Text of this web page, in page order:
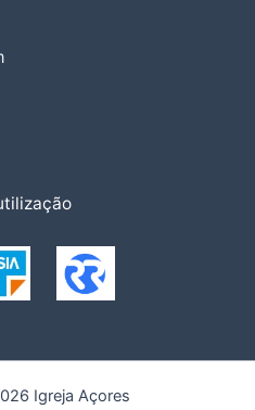
Igreja Açores